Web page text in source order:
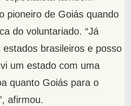
pioneiro de Goiás quando
do voluntariado. “Já
brasileiros e posso
um estado com uma
quanto Goiás para o
afirmou.